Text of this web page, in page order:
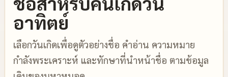
อาทิตย์
เลือกวันเกิดเพื่อดูตัวอย่างชื่อ คำอ่าน ความหมาย
กำลังพระเคราะห์ และทักษาที่นำหน้าชื่อ ตามข้อมูล